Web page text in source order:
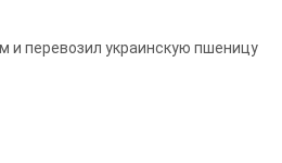
и перевозил украинскую пшеницу